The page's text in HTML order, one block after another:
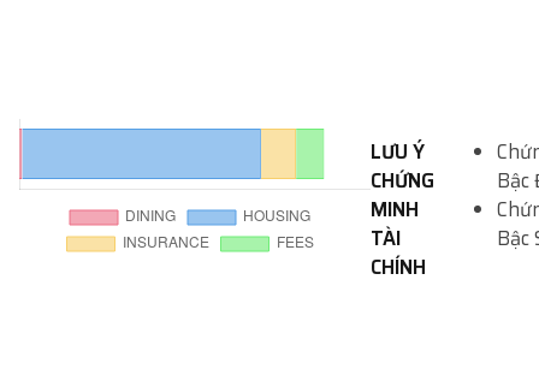
LƯU Ý
CHỨNG
MINH
TÀI
CHÍNH
Bậc
Bậc